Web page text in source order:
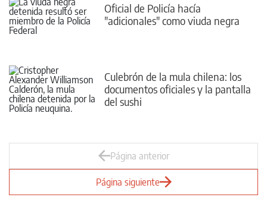
Oficial de Policía hacía
"adicionales" como viuda negra
Culebrón de la mula chilena: los
documentos oficiales y la pantalla
del sushi
Página anterior
Página siguiente